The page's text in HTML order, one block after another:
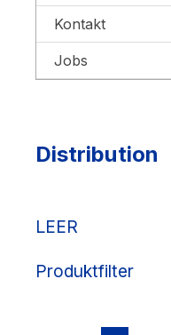
Kontakt
Jobs
Distribution
LEER
Produktfilter